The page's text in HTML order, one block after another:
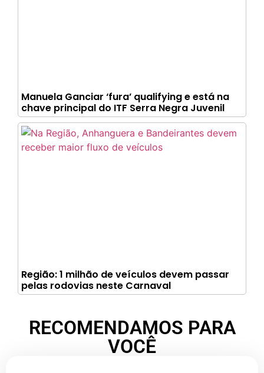
Manuela Ganciar ‘fura’ qualifying e está na
chave principal do ITF Serra Negra Juvenil
Região: 1 milhão de veículos devem passar
pelas rodovias neste Carnaval
RECOMENDAMOS PARA
VOCÊ